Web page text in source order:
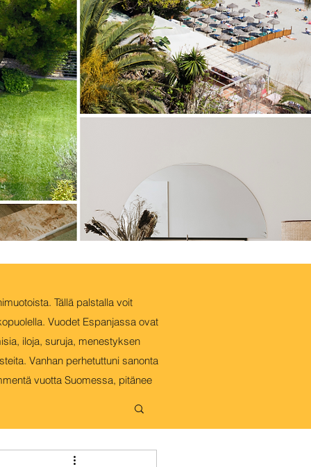
ALLA
Tällä palstalla voit
Vuodet Espanjassa ovat
iloja, suruja, menestyksen
Vanhan perhetuttuni sanonta
vuotta Suomessa, pitänee